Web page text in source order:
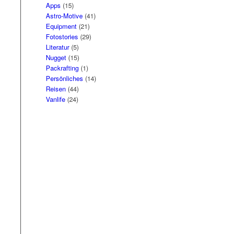
Apps (15)
Astro-Motive (41)
Equipment (21)
Fotostories (29)
Literatur(5)
Nugget (15)
Packrafting (1)
Persönliches (14)
Reisen (44)
Vanlife (24)